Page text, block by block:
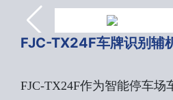
FJC-TX24F车牌识别辅
FJC-TX24F作为智能停车场